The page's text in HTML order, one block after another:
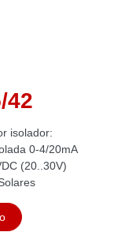
42
isolador:
0-4/20mA
(20..30V)